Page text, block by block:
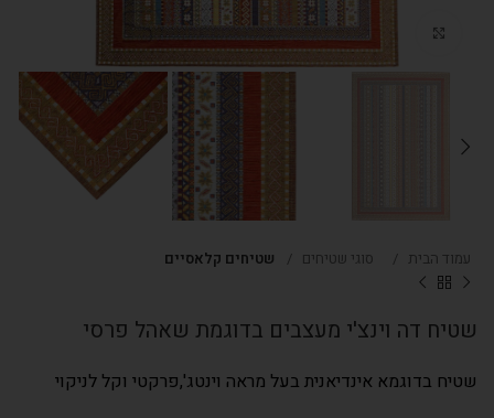
Click to enlarge
עמוד הבית סוגי שטיחים שטיחים קלאסיים
שטיח דה וינצ'י מעצבים בדוגמת שאהל פרסי
שטיח בדוגמא אינדיאנית בעל מראה וינטג',פרקטי וקל לניקוי